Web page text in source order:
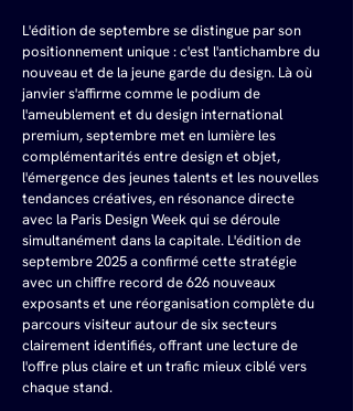
L'édition de septembre se distingue par son
positionnement unique : c'est l'antichambre du
nouveau et de la jeune garde du design. Là où
janvier s'affirme comme le podium de
l'ameublement et du design international
premium, septembre met en lumière les
complémentarités entre design et objet,
l'émergence des jeunes talents et les nouvelles
tendances créatives, en résonance directe
avec la Paris Design Week qui se déroule
simultanément dans la capitale. L'édition de
septembre 2025 a confirmé cette stratégie
avec un chiffre record de 626 nouveaux
exposants et une réorganisation complète du
parcours visiteur autour de six secteurs
clairement identifiés, offrant une lecture de
l'offre plus claire et un trafic mieux ciblé vers
chaque stand.